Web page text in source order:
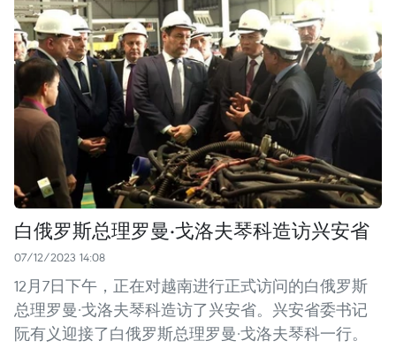
白俄罗斯总理罗曼·戈洛夫琴科造访兴安省
07/12/2023 14:08
12月7日下午，正在对越南进行正式访问的白俄罗斯
总理罗曼·戈洛夫琴科造访了兴安省。兴安省委书记
阮有义迎接了白俄罗斯总理罗曼·戈洛夫琴科一行。